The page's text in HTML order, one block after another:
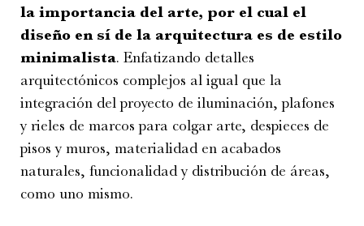
la importancia del arte, por el cual el
diseño en sí de la arquitectura es de estilo
minimalista. Enfatizando detalles
arquitectónicos complejos al igual que la
integración del proyecto de iluminación, plafones
y rieles de marcos para colgar arte, despieces de
pisos y muros, materialidad en acabados
naturales, funcionalidad y distribución de áreas,
como uno mismo.